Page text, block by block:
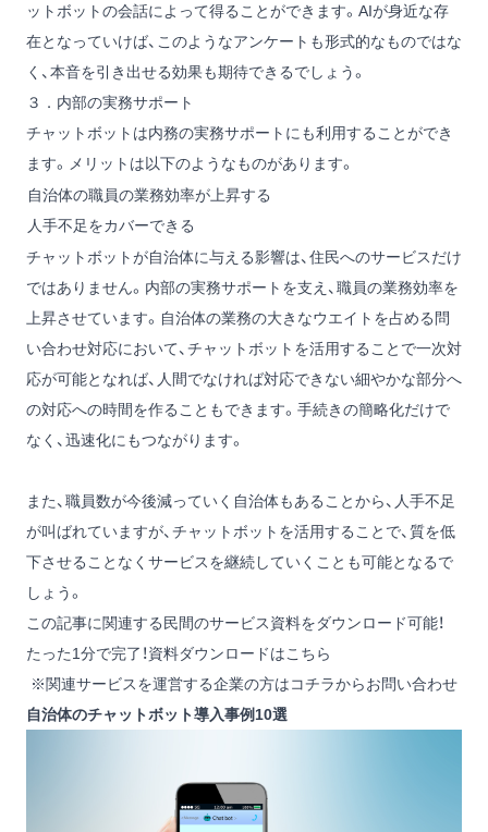
ットボットの会話によって得ることができます。AIが身近な存
在となっていけば、このようなアンケートも形式的なものではな
く、本音を引き出せる効果も期待できるでしょう。
３．内部の実務サポート
チャットボットは内務の実務サポートにも利用することができ
ます。メリットは以下のようなものがあります。
自治体の職員の業務効率が上昇する
人手不足をカバーできる
チャットボットが自治体に与える影響は、住民へのサービスだけ
ではありません。内部の実務サポートを支え、職員の業務効率を
上昇させています。自治体の業務の大きなウエイトを占める問
い合わせ対応において、チャットボットを活用することで一次対
応が可能となれば、人間でなければ対応できない細やかな部分へ
の対応への時間を作ることもできます。手続きの簡略化だけで
なく、迅速化にもつながります。
また、職員数が今後減っていく自治体もあることから、人手不足
が叫ばれていますが、チャットボットを活用することで、質を低
下させることなくサービスを継続していくことも可能となるで
しょう。
この記事に関連する民間のサービス資料をダウンロード可能！
たった1分で完了！資料ダウンロードはこちら
※関連サービスを運営する企業の方はコチラからお問い合わせ
自治体のチャットボット導入事例10選